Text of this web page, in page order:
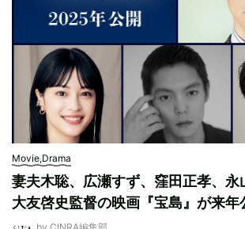
Movie,Drama
妻夫木聡、広瀬すず、窪田正孝、永
大友啓史監督の映画『宝島』が来年